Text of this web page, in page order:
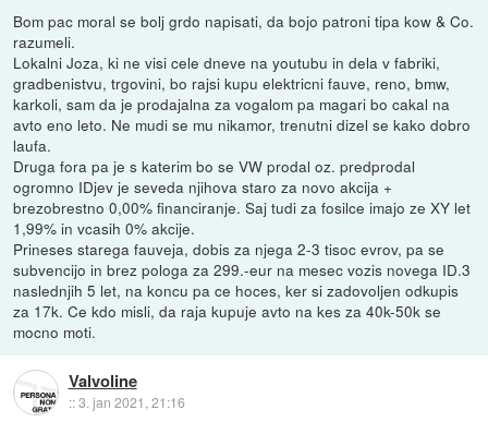
Bom pac moral se bolj grdo napisati, da bojo patroni tipa kow & Co.
razumeli.
Lokalni Joza, ki ne visi cele dneve na youtubu in dela v fabriki,
gradbenistvu, trgovini, bo rajsi kupu elektricni fauve, reno, bmw,
karkoli, sam da je prodajalna za vogalom pa magari bo cakal na
avto eno leto. Ne mudi se mu nikamor, trenutni dizel se kako dobro
laufa.
Druga fora pa je s katerim bo se VW prodal oz. predprodal
ogromno IDjev je seveda njihova staro za novo akcija +
brezobrestno 0,00% financiranje. Saj tudi za fosilce imajo ze XY let
1,99% in vcasih 0% akcije.
Prineses starega fauveja, dobis za njega 2-3 tisoc evrov, pa se
subvencijo in brez pologa za 299.-eur na mesec vozis novega ID.3
naslednjih 5 let, na koncu pa ce hoces, ker si zadovoljen odkupis
za 17k. Ce kdo misli, da raja kupuje avto na kes za 40k-50k se
mocno moti.
Valvoline
::3. jan 2021, 21:16